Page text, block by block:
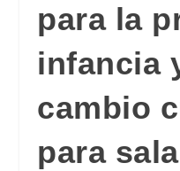
para la
infancia
cambio
para